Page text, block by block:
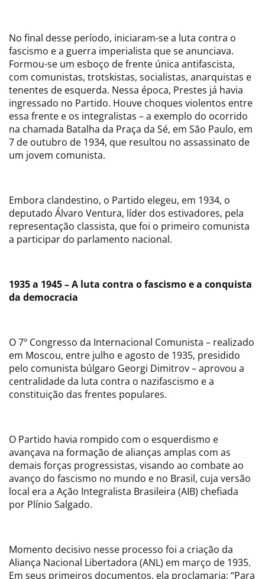
No final desse período, iniciaram-se a luta contra o
fascismo e a guerra imperialista que se anunciava.
Formou-se um esboço de frente única antifascista,
com comunistas, trotskistas, socialistas, anarquistas e
tenentes de esquerda. Nessa época, Prestes já havia
ingressado no Partido. Houve choques violentos entre
essa frente e os integralistas – a exemplo do ocorrido
na chamada Batalha da Praça da Sé, em São Paulo, em
7 de outubro de 1934, que resultou no assassinato de
um jovem comunista.
Embora clandestino, o Partido elegeu, em 1934, o
deputado Álvaro Ventura, líder dos estivadores, pela
representação classista, que foi o primeiro comunista
a participar do parlamento nacional.
1935 a 1945 – A luta contra o fascismo e a conquista
da democracia
O 7º Congresso da Internacional Comunista – realizado
em Moscou, entre julho e agosto de 1935, presidido
pelo comunista búlgaro Georgi Dimitrov – aprovou a
centralidade da luta contra o nazifascismo e a
constituição das frentes populares.
O Partido havia rompido com o esquerdismo e
avançava na formação de alianças amplas com as
demais forças progressistas, visando ao combate ao
avanço do fascismo no mundo e no Brasil, cuja versão
local era a Ação Integralista Brasileira (AIB) chefiada
por Plínio Salgado.
Momento decisivo nesse processo foi a criação da
Aliança Nacional Libertadora (ANL) em março de 1935.
Em seus primeiros documentos, ela proclamaria: “Para